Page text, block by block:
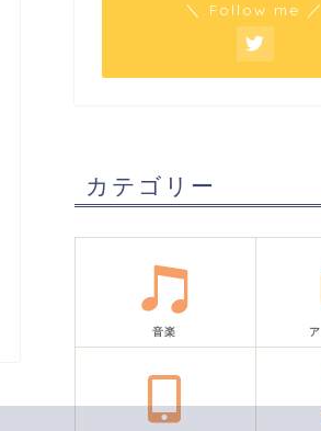
＼ Follow me ／
カテゴリー
音楽